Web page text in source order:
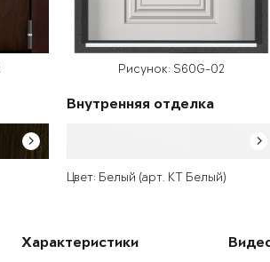
Рисунок: S60G-02
Внутренняя отделка
Цвет: Белый (арт. КТ Белый)
Характеристики